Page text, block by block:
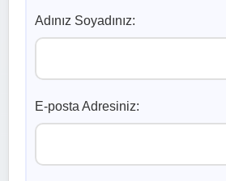
Adınız Soyadınız:
E-posta Adresiniz: